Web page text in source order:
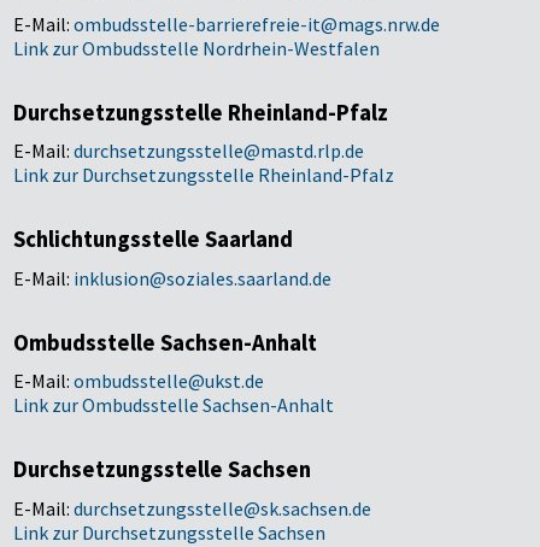
E-Mail:ombudsstelle-barrierefreie-it@mags.nrw.de
Link zur Ombudsstelle Nordrhein-Westfalen
Durchsetzungsstelle Rheinland-Pfalz
E-Mail:durchsetzungsstelle@mastd.rlp.de
Link zur Durchsetzungsstelle Rheinland-Pfalz
Schlichtungsstelle Saarland
E-Mail: inklusion@soziales.saarland.de
Ombudsstelle Sachsen-Anhalt
E-Mail:ombudsstelle@ukst.de
Link zur Ombudsstelle Sachsen-Anhalt
Durchsetzungsstelle Sachsen
E-Mail:durchsetzungsstelle@sk.sachsen.de
Link zur Durchsetzungsstelle Sachsen